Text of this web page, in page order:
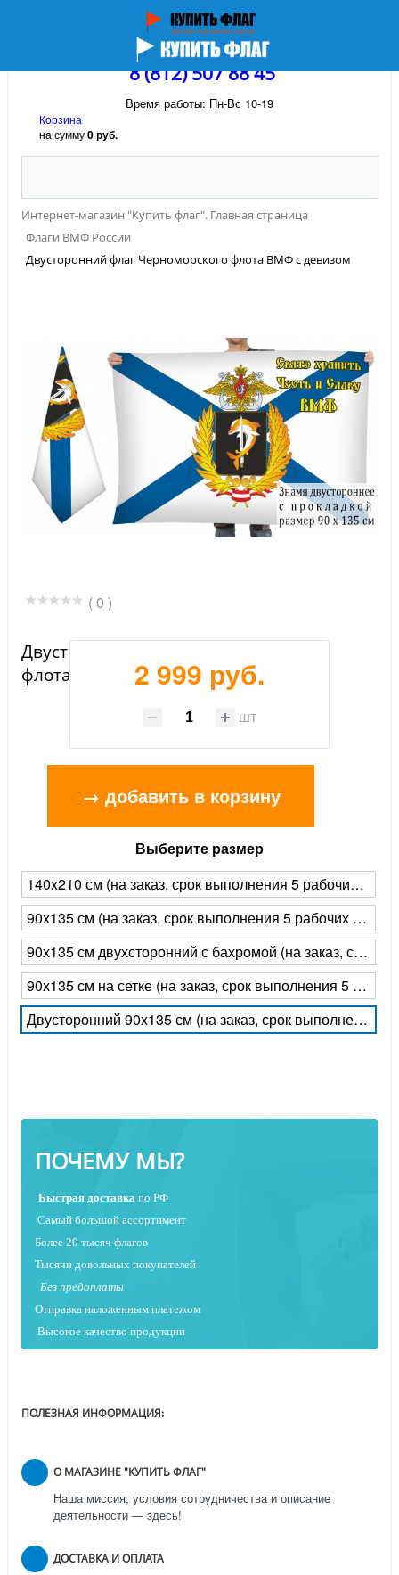
8 (812) 507 88 45
Время работы: Пн-Вс 10-19
Корзина
на сумму0 руб.
Интернет-магазин "Купить флаг". Главная страница
Флаги ВМФ России
Двусторонний флаг Черноморского флота ВМФ с девизом
( 0 )
Двусторонний флаг Черноморского
флота ВМФ с девизом2 999 руб.
шт
→ добавить в корзину
Выберите размер
140x210 см (на заказ, срок выполнения 5 рабочих дней)
90x135 см (на заказ, срок выполнения 5 рабочих дней)
90х135 см двухсторонний с бахромой (на заказ, срок выполнения 5 рабочих дней)
90х135 см на сетке (на заказ, срок выполнения 5 рабочих дней)
Двусторонний 90x135 см (на заказ, срок выполнения 5 рабочих дней)
ПОЧЕМУ МЫ?
Быстрая доставка по РФ
Самый большой ассортимент
Более 20 тысяч флагов
Тысячи довольных покупателей
Без предоплаты
Отправка наложенным платежом
Высокое качество продукции
ПОЛЕЗНАЯ ИНФОРМАЦИЯ:
О МАГАЗИНЕ "КУПИТЬ ФЛАГ"
Наша миссия, условия сотрудничества и описание
деятельности — здесь!
ДОСТАВКА И ОПЛАТА